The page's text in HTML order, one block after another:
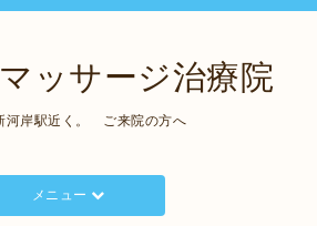
ッサージ治療院
河岸駅近く。 ご来院の方へ
メニュー